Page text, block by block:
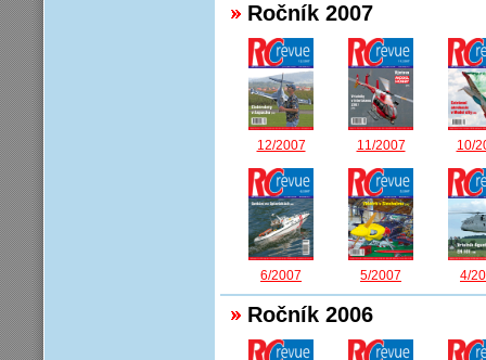
Ročník 2007
12/2007 11/2007 10/
6/2007 5/2007 4/
Ročník 2006